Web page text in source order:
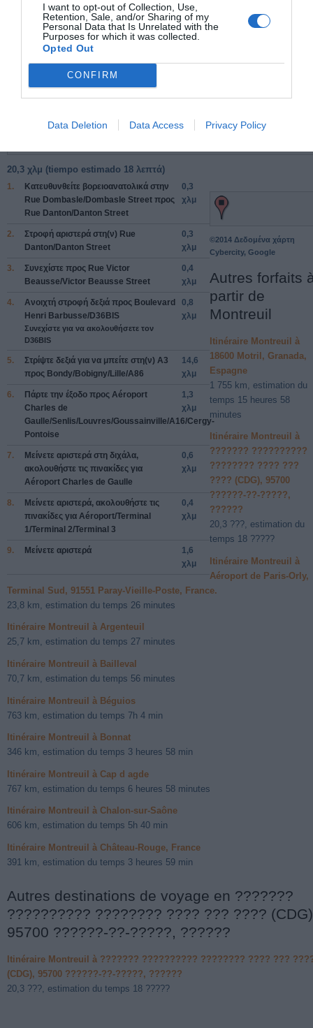
I want to opt-out of Collection, Use,
Retention, Sale, and/or Sharing of my
Personal Data that Is Unrelated with the
Purposes for which it was collected.
Opted Out
CONFIRM
Data Deletion Data Access Privacy Policy
Le Tremblay-lès-Gonesseà 2.71 km du point 9
Itinéraire
20,3 χλμ (tiempo estimado 18 λεπτά)
1. Κατευθυνθείτε βορειοανατολικά στην
Rue Dombasle/Dombasle Street προς
Rue Danton/Danton Street
0,3
χλμ
2. Στροφή αριστερά στη(ν) Rue
Danton/Danton Street
0,3
χλμ
3. Συνεχίστε προς Rue Victor
Beausse/Victor Beausse Street
0,4
χλμ
4. Ανοιχτή στροφή δεξιά προς Boulevard
Henri Barbusse/D36BIS
Συνεχίστε για να ακολουθήσετε τον
D36BIS
0,8
χλμ
5. Στρίψτε δεξιά για να μπείτε στη(ν) A3
προς Bondy/Bobigny/Lille/A86
14,6
χλμ
6. Πάρτε την έξοδο προς Aéroport
Charles de
Gaulle/Senlis/Louvres/Goussainville/A16/Cergy-
Pontoise
1,3
χλμ
7. Μείνετε αριστερά στη διχάλα,
ακολουθήστε τις πινακίδες για
Aéroport Charles de Gaulle
0,6
χλμ
8. Μείνετε αριστερά, ακολουθήστε τις
πινακίδες για Aéroport/Terminal
1/Terminal 2/Terminal 3
0,4
χλμ
9. Μείνετε αριστερά
1,6
χλμ
©2014 Δεδομένα χάρτη
Cybercity, Google
Autres forfaits
partir de
Montreuil
Itinéraire Montreuil à
18600 Motril, Granada,
Espagne
1 755 km, estimation du
temps 15 heures 58
minutes
Itinéraire Montreuil à
??????? ??????????
???????? ???? ???
???? (CDG), 95700
??????-??-?????,
??????
20,3 ???, estimation du
temps 18 ?????
Itinéraire Montreuil à
Aéroport de Paris-Orly,
Terminal Sud, 91551 Paray-Vieille-Poste, France.
23,8 km, estimation du temps 26 minutes
Itinéraire Montreuil à Argenteuil
25,7 km, estimation du temps 27 minutes
Itinéraire Montreuil à Bailleval
70,7 km, estimation du temps 56 minutes
Itinéraire Montreuil à Béguios
763 km, estimation du temps 7h 4 min
Itinéraire Montreuil à Bonnat
346 km, estimation du temps 3 heures 58 min
Itinéraire Montreuil à Cap d agde
767 km, estimation du temps 6 heures 58 minutes
Itinéraire Montreuil à Chalon-sur-Saône
606 km, estimation du temps 5h 40 min
Itinéraire Montreuil à Château-Rouge, France
391 km, estimation du temps 3 heures 59 min
Autres destinations de voyage en ???????
?????????? ???????? ???? ??? ????
95700 ??????-??-?????, ??????
Itinéraire Montreuil à ??????? ?????????? ???????? ???? ???
(CDG), 95700 ??????-??-?????, ??????
20,3 ???, estimation du temps 18 ?????